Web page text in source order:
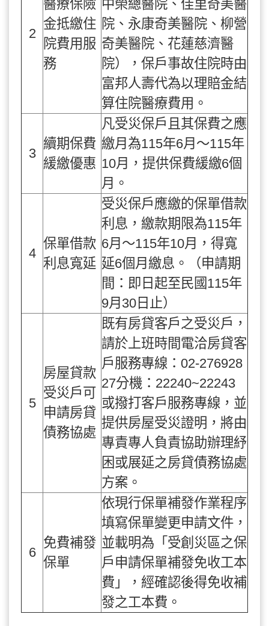
2
醫療保險
金抵繳住
院費用服
務
中榮總醫院、佳里奇美醫
院、永康奇美醫院、柳營
奇美醫院、花蓮慈濟醫
院），保戶事故住院時由
富邦人壽代為以理賠金結
算住院醫療費用。
3
續期保費
緩繳優惠
凡受災保戶且其保費之應
繳月為115年6月～115年
10月，提供保費緩繳6個
月。
4
保單借款
利息寬延
受災保戶應繳的保單借款
利息，繳款期限為115年
6月～115年10月，得寬
延6個月繳息。（申請期
間：即日起至民國115年
9月30日止）
5
房屋貸款
受災戶可
申請房貸
債務協處
既有房貸客戶之受災戶，
請於上班時間電洽房貸客
戶服務專線：02-276928
27分機：22240~22243
或撥打客戶服務專線，並
提供房屋受災證明，將由
專責專人負責協助辦理紓
困或展延之房貸債務協處
方案。
6
免費補發
保單
依現行保單補發作業程序
填寫保單變更申請文件，
並載明為「受創災區之保
戶申請保單補發免收工本
費」，經確認後得免收補
發之工本費。